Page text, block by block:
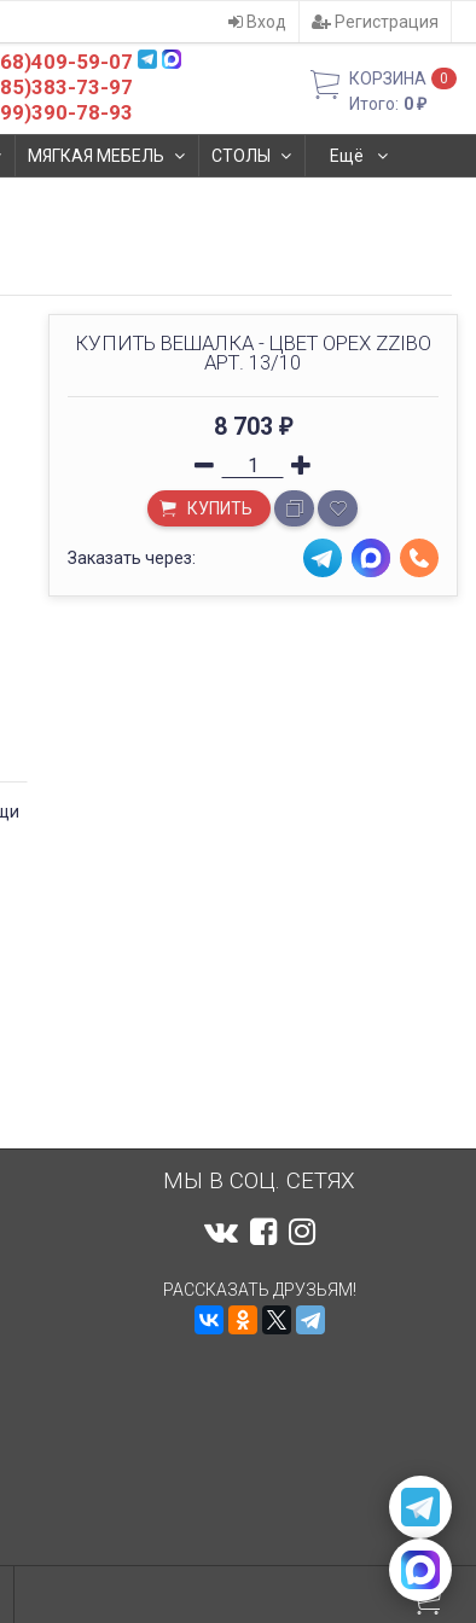
Вход Регистрация
59-07
73-97
78-93
КОРЗИНА 0
Итого: 0₽
МЯГКАЯ МЕБЕЛЬ СТОЛЫ Ещё
КУПИТЬ ВЕШАЛКА - ЦВЕТ ОРЕХ ZZIBO
АРТ. 13/10
8 703 ₽
КУПИТЬ
Заказать через:
МЫ В СОЦ. СЕТЯХ
РАССКАЗАТЬ ДРУЗЬЯМ!